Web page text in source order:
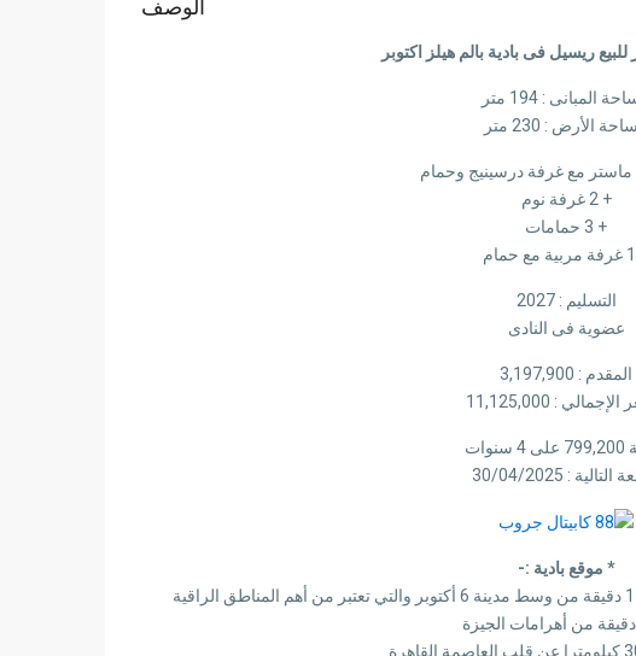
الوصف
ريسيل فى بادية بالم هيلز اكتوبر
المبانى : 194 متر
الأرض : 230 متر
+ 2 غرفة نوم
+ 3 حمامات
التسليم : 2027
عضوية فى النادى
المقدم : 3,197,900
: 11,125,000
التالية : 30/04/2025
* موقع بادية :-